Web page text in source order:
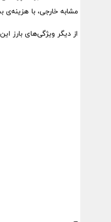
مشابه خارجی، با هزینه‌ی
از دیگر ویژگی‌های بارز